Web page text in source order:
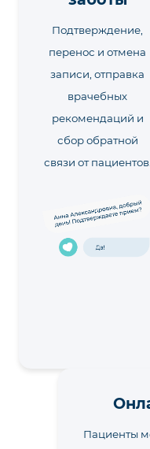
Подтверждение,
перенос и отмена
записи, отправка
врачебных
рекомендаций и
сбор обратной
связи от пациентов.
Пациенты